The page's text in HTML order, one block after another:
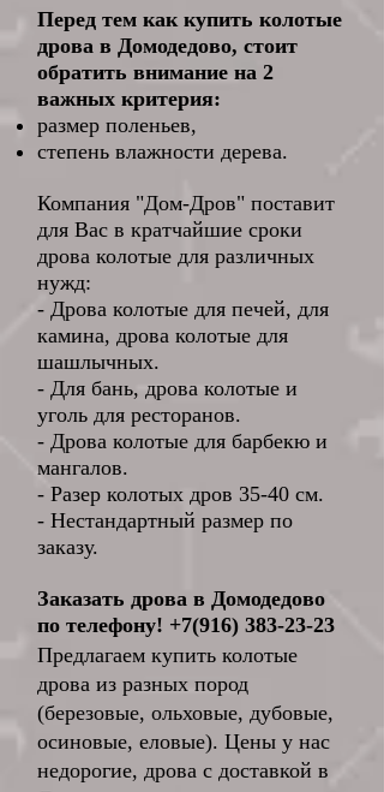
Перед тем как купить колотые
дрова в Домодедово, стоит
обратить внимание на 2
важных критерия:
размер поленьев,
степень влажности дерева.
Компания "Дом-Дров" поставит
для Вас в кратчайшие сроки
дрова колотые для различных
нужд:
- Дрова колотые для печей, для
камина, дрова колотые для
шашлычных.
- Для бань, дрова колотые и
уголь для ресторанов.
- Дрова колотые для барбекю и
мангалов.
- Разер колотых дров 35-40 см.
- Нестандартный размер по
заказу.
Заказать дрова в Домодедово
по телефону! +7(916) 383-23-23
Предлагаем купить колотые
дрова из разных пород
(березовые, ольховые, дубовые,
осиновые, еловые). Цены у нас
недорогие, дрова с доставкой в